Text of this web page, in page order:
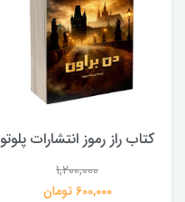
کتاب راز رموز انتشارات پلوتو
1,200,000
600,000 تومان